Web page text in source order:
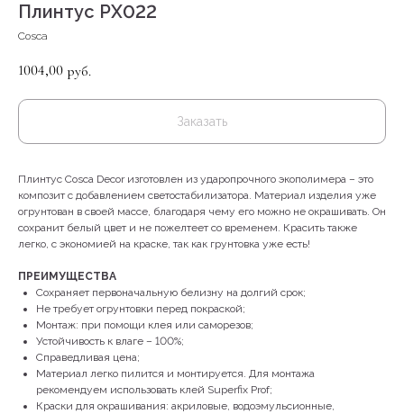
Плинтус PX022
Cosca
1004,00 руб.
Заказать
Плинтус Cosca Decor изготовлен из ударопрочного экополимера – это
композит с добавлением светостабилизатора. Материал изделия уже
огрунтован в своей массе, благодаря чему его можно не окрашивать. Он
сохранит белый цвет и не пожелтеет со временем. Красить также
легко, с экономией на краске, так как грунтовка уже есть!
ПРЕИМУЩЕСТВА
Сохраняет первоначальную белизну на долгий срок;
Не требует огрунтовки перед покраской;
Монтаж: при помощи клея или саморезов;
Устойчивость к влаге – 100%;
Справедливая цена;
Материал легко пилится и монтируется. Для монтажа
рекомендуем использовать клей Superfix Prof;
Краски для окрашивания: акриловые, водоэмульсионные,